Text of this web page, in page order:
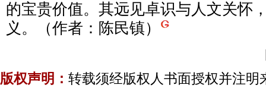
的宝贵价值。其远见卓识与人文关怀
义。（作者：陈民镇）
版权声明： 转载须经版权人书面授权并注明